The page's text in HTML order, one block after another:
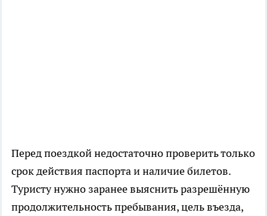
Перед поездкой недостаточно проверить только
срок действия паспорта и наличие билетов.
Туристу нужно заранее выяснить разрешённую
продолжительность пребывания, цель въезда,